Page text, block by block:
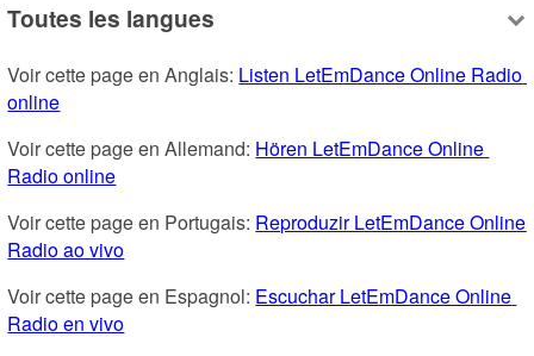
Toutes les langues
Voir cette page en Anglais: Listen LetEmDance Online Radio
online
Voir cette page en Allemand: Hören LetEmDance Online
Radio online
Voir cette page en Portugais: Reproduzir LetEmDance Online
Radio ao vivo
Voir cette page en Espagnol: Escuchar LetEmDance Online
Radio en vivo